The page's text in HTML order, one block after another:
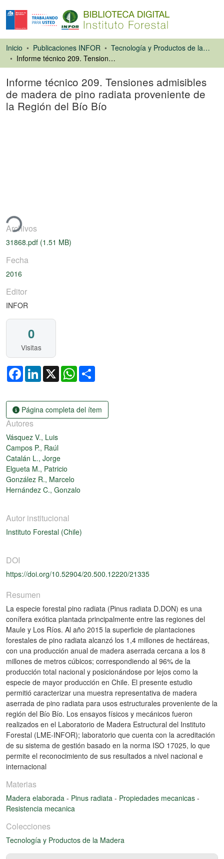
Inicio Publicaciones INFOR
Tecnología y Productos de la Madera
Informe técnico 209. Tensiones admisibles de madera de pino radiata proveniente de la Región del Bío Bío
Informe técnico 209. Tensiones admisibles
de madera de pino radiata proveniente de
la Región del Bío Bío
Archivos
31868.pdf (1.51 MB)
Fecha
2016
Editor
INFOR
0
Visitas
FacebookLinkedIn
X WhatsApp
Página completa del ítem
Autores
Vásquez V., Luis
Campos P., Raúl
Catalán L., Jorge
Elgueta M., Patricio
González R., Marcelo
Hernández C., Gonzalo
Autor institucional
Instituto Forestal (Chile)
DOI
https://doi.org/10.52904/20.500.12220/21335
Resumen
La especie forestal pino radiata (Pinus radiata D.DON) es una
conífera exótica plantada principalmente entre las regiones del
Maule y Los Ríos. Al año 2015 la superficie de plantaciones
forestales de pino radiata alcanzó los 1,4 millones de hectáreas,
con una producción anual de madera aserrada cercana a los 8
millones de metros cúbicos; correspondiendo al 96% de la
producción total nacional y posicionándose por lejos como la
especie de mayor producción en Chile. El presente estudio
permitió caracterizar una muestra representativa de madera
aserrada de pino radiata para usos estructurales proveniente de la
región del Bío Bío. Los ensayos físicos y mecánicos fueron
realizados en el Laboratorio de Madera Estructural del Instituto
Forestal (LME-INFOR); laboratorio que cuenta con la acreditación
de su sistema de gestión basado en la norma ISO 17025, lo que
permite el reconocimiento de sus resultados a nivel nacional e
internacional
Materias
Madera elaborada - Pinus radiata - Propiedades mecanicas -
Resistencia mecanica
Colecciones
Tecnología y Productos de la Madera